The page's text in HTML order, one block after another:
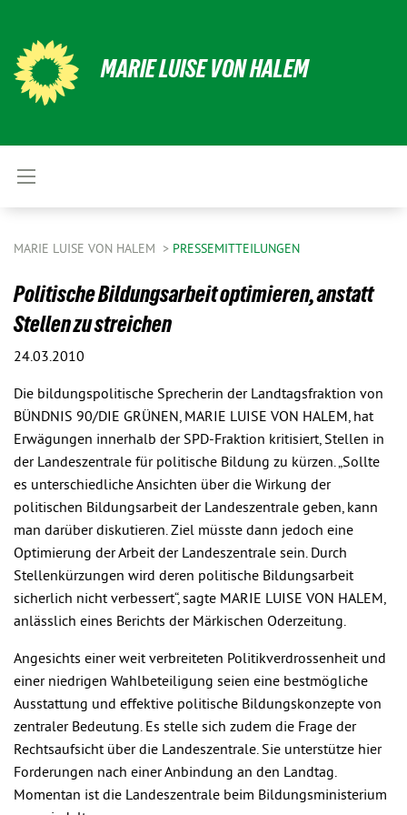
MARIE LUISE VON HALEM
MARIE LUISE VON HALEM PRESSEMITTEILUNGEN
Politische Bildungsarbeit optimieren, anstatt
Stellen zu streichen
24.03.2010
Die bildungspolitische Sprecherin der Landtagsfraktion von
BÜNDNIS 90/DIE GRÜNEN, MARIE LUISE VON HALEM, hat
Erwägungen innerhalb der SPD-Fraktion kritisiert, Stellen in
der Landeszentrale für politische Bildung zu kürzen. „Sollte
es unterschiedliche Ansichten über die Wirkung der
politischen Bildungsarbeit der Landeszentrale geben, kann
man darüber diskutieren. Ziel müsste dann jedoch eine
Optimierung der Arbeit der Landeszentrale sein. Durch
Stellenkürzungen wird deren politische Bildungsarbeit
sicherlich nicht verbessert“, sagte MARIE LUISE VON HALEM,
anlässlich eines Berichts der Märkischen Oderzeitung.
Angesichts einer weit verbreiteten Politikverdrossenheit und
einer niedrigen Wahlbeteiligung seien eine bestmögliche
Ausstattung und effektive politische Bildungskonzepte von
zentraler Bedeutung. Es stelle sich zudem die Frage der
Rechtsaufsicht über die Landeszentrale. Sie unterstütze hier
Forderungen nach einer Anbindung an den Landtag.
Momentan ist die Landeszentrale beim Bildungsministerium